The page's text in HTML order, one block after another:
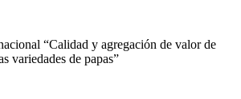
“Calidad y agregación de valor de
variedades de papas”